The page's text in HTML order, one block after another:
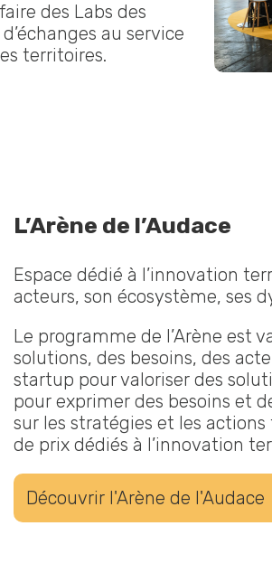
des Labs des
au service
territoires.
L’Arène de l’Audace
Espace dédié à l’innovation
acteurs, son écosystème, ses
Le programme de l’Arène est
solutions, des besoins, des
startup pour valoriser des
pour exprimer des besoins et
sur les stratégies et les
de prix dédiés à l’innovation
Découvrir l'Arène de l'Audace